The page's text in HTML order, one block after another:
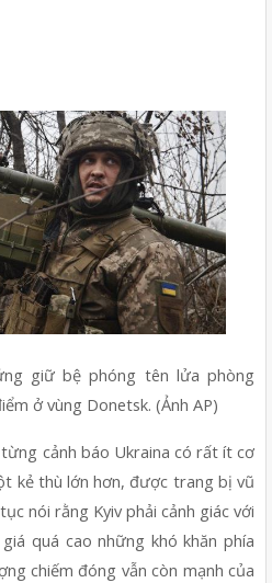
giữ bệ phóng tên lửa phòng
ở vùng Donetsk. (Ảnh AP)
cảnh báo Ukraina có rất ít cơ
kẻ thù lớn hơn, được trang bị vũ
nói rằng Kyiv phải cảnh giác với
quá cao những khó khăn phía
chiếm đóng vẫn còn mạnh của